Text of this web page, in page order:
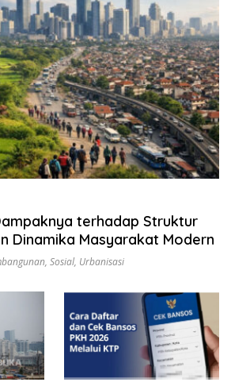
terhadap Struktur
Dinamika Masyarakat Modern
, Sosial, Urbanisasi